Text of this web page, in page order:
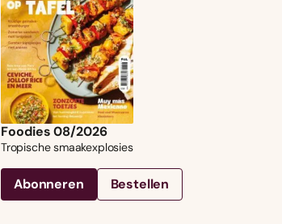
Foodies 08/2026
Tropische smaakexplosies
Abonneren Bestellen